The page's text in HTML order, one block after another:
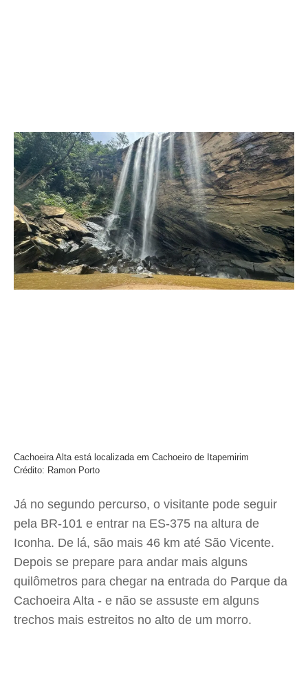
Cachoeira Alta está localizada em Cachoeiro de Itapemirim
Crédito: Ramon Porto
Já no segundo percurso, o visitante pode seguir
pela BR-101 e entrar na ES-375 na altura de
Iconha. De lá, são mais 46 km até São Vicente.
Depois se prepare para andar mais alguns
quilômetros para chegar na entrada do Parque da
Cachoeira Alta - e não se assuste em alguns
trechos mais estreitos no alto de um morro.